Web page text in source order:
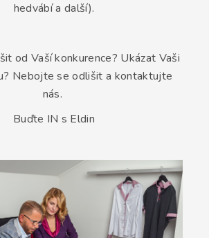
hedvábí a další).
od Vaší konkurence? Ukázat Vaši
Nebojte se odlišit a kontaktujte
nás.
Buďte IN s Eldin